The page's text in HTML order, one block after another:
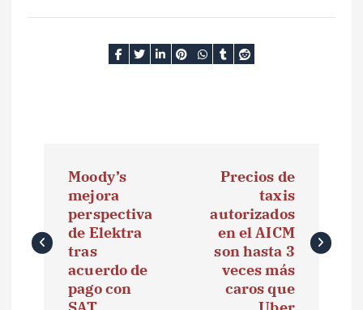
v
e
Moody’s
mejora
perspectiva
de Elektra
tras
acuerdo de
pago con
Precios de
taxis
autorizados
en el AICM
son hasta 3
veces más
caros que